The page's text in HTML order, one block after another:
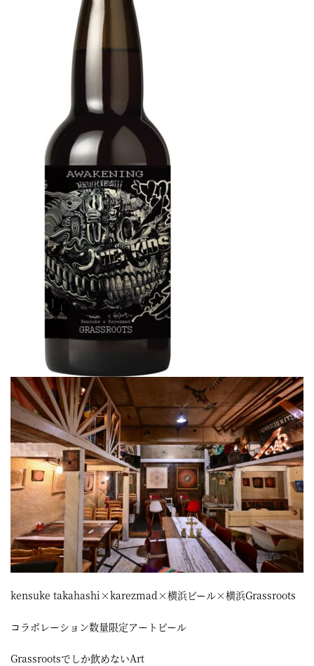
kensuke takahashi×karezmad×横浜ビール×横浜Grassroots
コラボレーション数量限定アートビール
Grassrootsでしか飲めないArt